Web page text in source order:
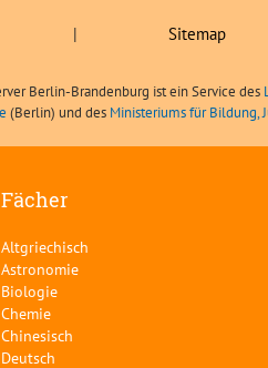
| Sitemap
Berlin-Brandenburg ist ein Service des
(Berlin) und des Ministeriums für Bildung,
Fächer
Altgriechisch
Astronomie
Biologie
Chemie
Chinesisch
Deutsch